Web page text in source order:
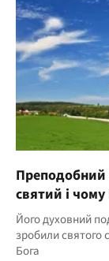
святий і
Його духовний
зробили святого
Бога